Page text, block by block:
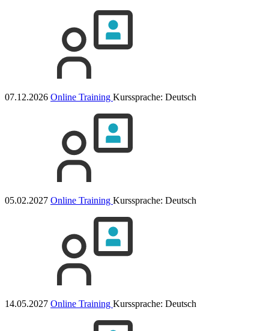
07.12.2026 Online Training Kurssprache: Deutsch
05.02.2027 Online Training Kurssprache: Deutsch
14.05.2027 Online Training Kurssprache: Deutsch